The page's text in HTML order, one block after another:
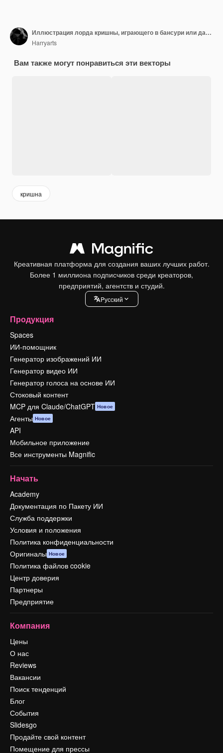
Иллюстрация лорда кришны, играющего в бансури или дахи ханди на счастливом фоне карты джанмаштами
Harryarts
Вам также могут понравиться эти векторы
кришна
Креативная платформа для создания ваших лучших работ.
Более 1 миллиона подписчиков среди креаторов,
предприятий, агентств и студий.
Pусский
Продукция
Spaces
ИИ-помощник
Генератор изображений ИИ
Генератор видео ИИ
Генератор голоса на основе ИИ
Стоковый контент
MCP для Claude/ChatGPT Новое
Агенты Новое
API
Мобильное приложение
Все инструменты Magnific
Начать
Academy
Документация по Пакету ИИ
Служба поддержки
Условия и положения
Политика конфиденциальности
Оригиналы Новое
Политика файлов cookie
Центр доверия
Партнеры
Предприятие
Компания
Цены
О нас
Reviews
Вакансии
Поиск тенденций
Блог
События
Slidesgo
Продайте свой контент
Помещение для прессы